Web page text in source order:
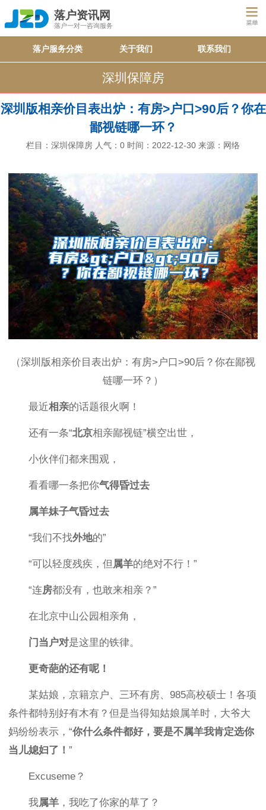
落户资讯网
落户一对一咨询服务
落户服务分类 关于我们 联系我们
深圳保障房
深圳版相亲价目表出炉：有房>户口>90后？你在
鄙视链哪一环？
栏目： 深圳保障房 人气： 0 时间：2022-12-30 来源：网络
（深圳版相亲价目表出炉：有房>户口>90后？你在鄙视
链哪一环？）
最近相亲的话题很火啊！
还有一条“北京相亲鄙视链”横空出世，
小伙伴们都来围观，
看看哪一条把你气得昏过去
属羊妹子气昏过去
“我们不找外地的”
“可以轻度残疾，但 属羊的绝对不行！”
“连房都没有，也敢来相亲？”
在北京中山公园相亲角，
门当户对是这里的铁律。
更奇葩的还有呢！
某姑娘，京籍京户、三环有房、985高校硕士！各项
条件都特别好有木有？但是当得知姑娘属羊时，大爷大
妈纷纷表示，“你什么条件都好，要是不属羊我肯定选你
当儿媳妇了！ ”
Excuseme？
我属羊 ，我吃了你家的草了？